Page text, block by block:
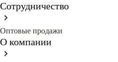
Сотрудничество
Оптовые продажи
О компании